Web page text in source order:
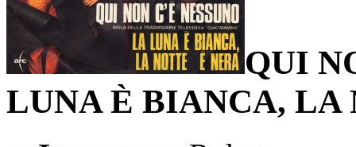
QUI
LUNA È BIANCA, LA